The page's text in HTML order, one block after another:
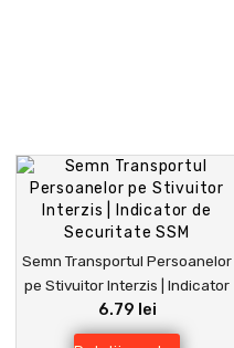
Semn Transportul Persoanelor
pe Stivuitor Interzis | Indicator
de Securitate SSM
6.79 lei